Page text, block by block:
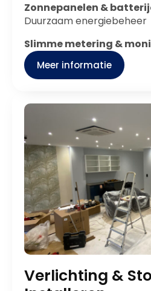
Zonnepanelen &
Duurzaam energiebeheer
Slimme metering &
Meer informatie
Verlichting &